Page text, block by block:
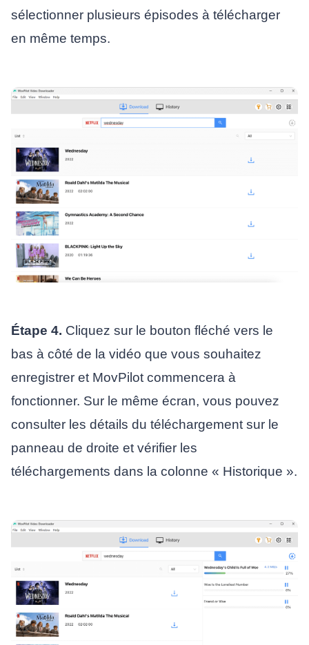
sélectionner plusieurs épisodes à télécharger
en même temps.
Étape 4. Cliquez sur le bouton fléché vers le
bas à côté de la vidéo que vous souhaitez
enregistrer et MovPilot commencera à
fonctionner. Sur le même écran, vous pouvez
consulter les détails du téléchargement sur le
panneau de droite et vérifier les
téléchargements dans la colonne « Historique ».